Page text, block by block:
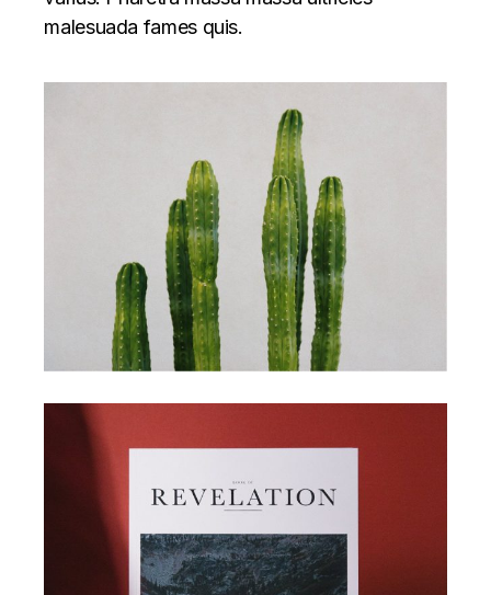
malesuada fames quis.